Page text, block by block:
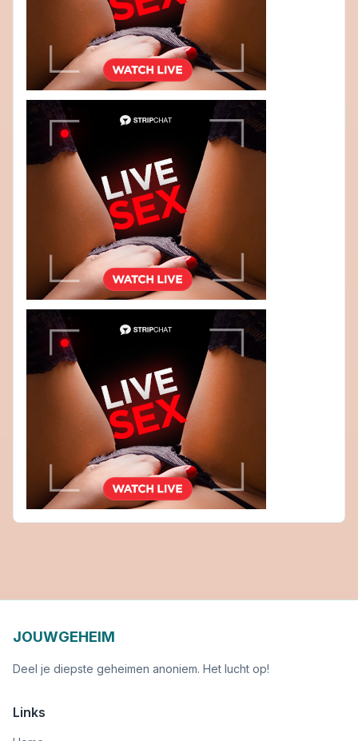
JOUWGEHEIM
Deel je diepste geheimen anoniem. Het lucht op!
Links